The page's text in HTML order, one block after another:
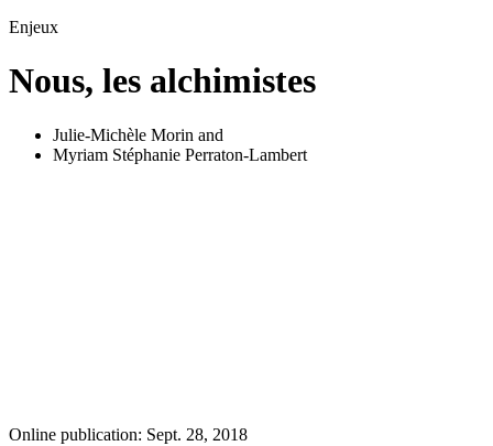
Enjeux
Nous, les alchimistes
Julie-Michèle Morin and
Myriam Stéphanie Perraton-Lambert
Online publication: Sept. 28, 2018